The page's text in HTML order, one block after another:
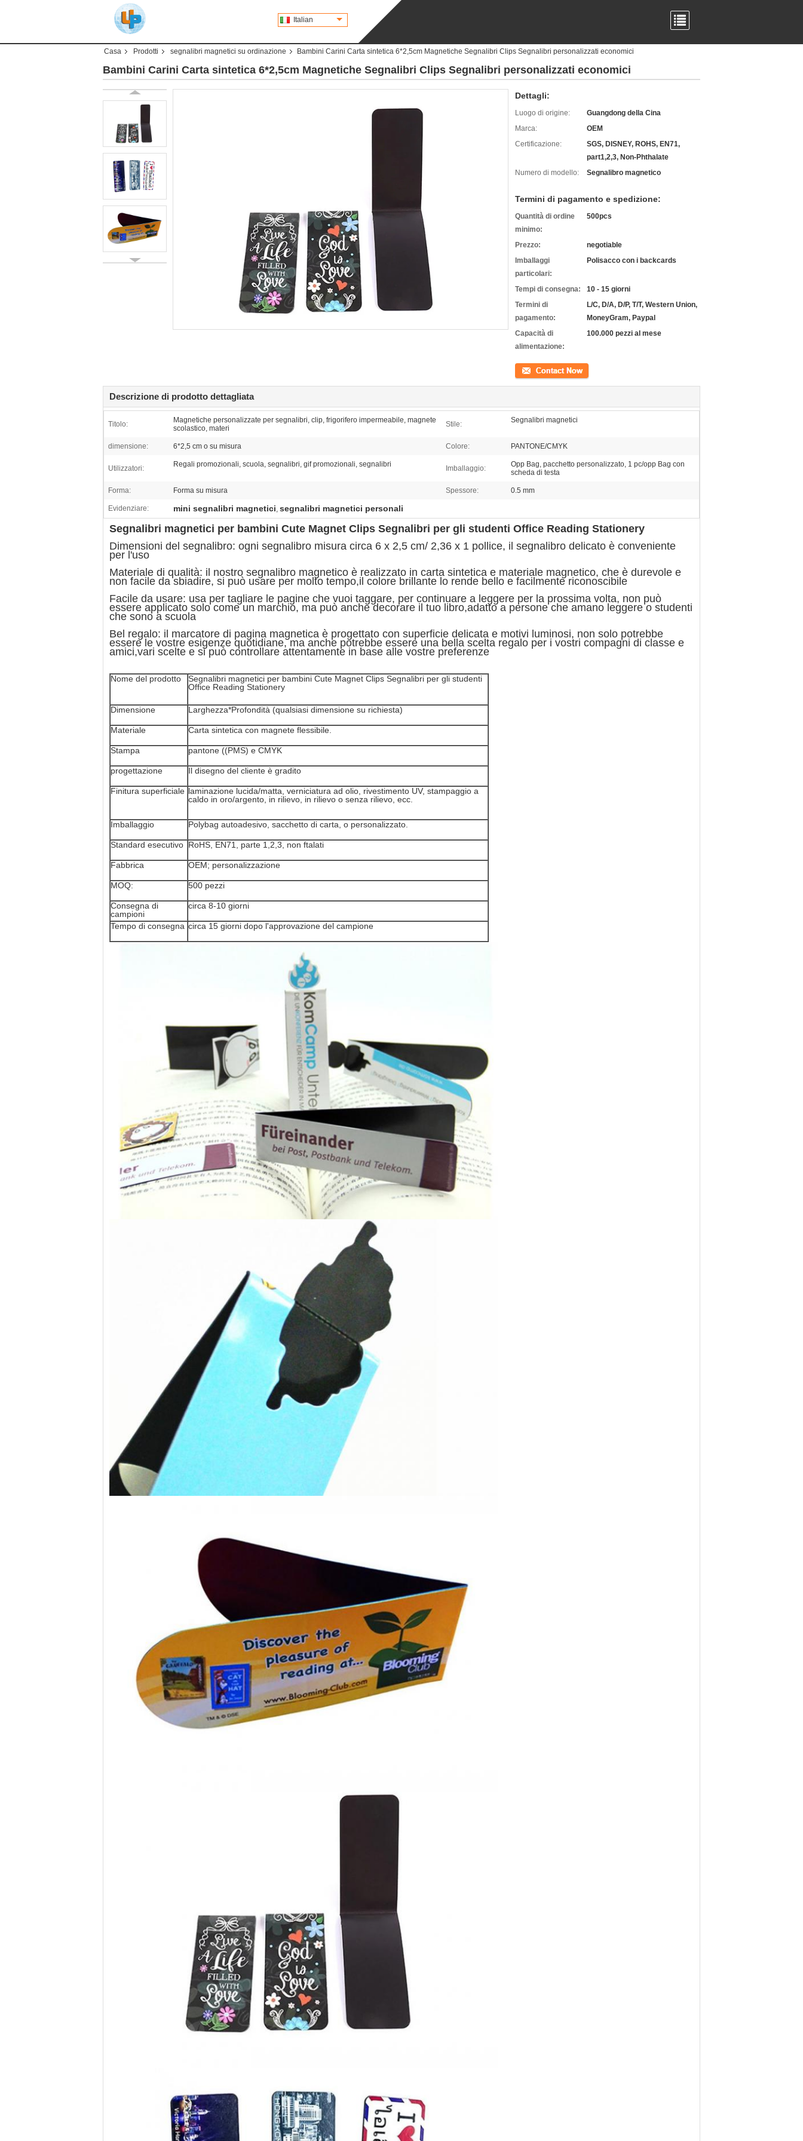
Italian
Casa Prodotti segnalibri magnetici su ordinazione Bambini Carini Carta sintetica 6*2,5cm Magnetiche Segnalibri Clips Segnalibri personalizzati economici
Bambini Carini Carta sintetica 6*2,5cm Magnetiche Segnalibri Clips Segnalibri personalizzati economici
Dettagli:
Luogo di origine:
Guangdong della Cina
Marca:
OEM
Certificazione:
SGS, DISNEY, ROHS, EN71,
part1,2,3, Non-Phthalate
Numero di modello:
Segnalibro magnetico
Termini di pagamento e spedizione:
Quantità di ordine
minimo:
500pcs
Prezzo:
negotiable
Imballaggi
particolari:
Polisacco con i backcards
Tempi di consegna:
10 - 15 giorni
Termini di
pagamento:
L/C, D/A, D/P, T/T, Western Union,
MoneyGram, Paypal
Capacità di
alimentazione:
100.000 pezzi al mese
Contatto
Descrizione di prodotto dettagliata
Titolo:
Magnetiche personalizzate per segnalibri, clip, frigorifero impermeabile, magnete
scolastico, materi
Stile: Segnalibri magnetici
dimensione: 6*2,5 cm o su misura Colore: PANTONE/CMYK
Utilizzatori: Regali promozionali, scuola, segnalibri, gif promozionali, segnalibri Imballaggio:
Opp Bag, pacchetto personalizzato, 1 pc/opp Bag con
scheda di testa
Forma: Forma su misura Spessore: 0.5 mm
Evidenziare: mini segnalibri magnetici, segnalibri magnetici personali
Segnalibri magnetici per bambini Cute Magnet Clips Segnalibri per gli studenti Office Reading Stationery
Dimensioni del segnalibro: ogni segnalibro misura circa 6 x 2,5 cm/ 2,36 x 1 pollice, il segnalibro delicato è conveniente
per l'uso
Materiale di qualità: il nostro segnalibro magnetico è realizzato in carta sintetica e materiale magnetico, che è durevole e
non facile da sbiadire, si può usare per molto tempo,il colore brillante lo rende bello e facilmente riconoscibile
Facile da usare: usa per tagliare le pagine che vuoi taggare, per continuare a leggere per la prossima volta, non può
essere applicato solo come un marchio, ma può anche decorare il tuo libro,adatto a persone che amano leggere o studenti
che sono a scuola
Bel regalo: il marcatore di pagina magnetica è progettato con superficie delicata e motivi luminosi, non solo potrebbe
essere le vostre esigenze quotidiane, ma anche potrebbe essere una bella scelta regalo per i vostri compagni di classe e
amici,vari scelte e si può controllare attentamente in base alle vostre preferenze
Nome del prodotto
Segnalibri magnetici per bambini Cute Magnet Clips Segnalibri per gli studenti
Office Reading Stationery
Dimensione Larghezza*Profondità (qualsiasi dimensione su richiesta)
Materiale Carta sintetica con magnete flessibile.
Stampa pantone ((PMS) e CMYK
progettazione Il disegno del cliente è gradito
Finitura superficiale laminazione lucida/matta, verniciatura ad olio, rivestimento UV, stampaggio a
caldo in oro/argento, in rilievo, in rilievo o senza rilievo, ecc.
Imballaggio Polybag autoadesivo, sacchetto di carta, o personalizzato.
Standard esecutivo RoHS, EN71, parte 1,2,3, non ftalati
Fabbrica OEM; personalizzazione
MOQ: 500 pezzi
Consegna di
campioni
circa 8-10 giorni
Tempo di consegna circa 15 giorni dopo l'approvazione del campione